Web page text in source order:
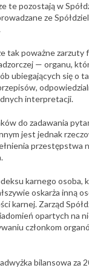
te pozostają w
ze
tak poważne zarzuty
— organu,
ubiegających się o
interpretacji.
do zadawania
jest jednak
przestępstwa
karnego osoba,
oskarża inną
karnej. Zarząd
opartych na
członkom
bilansowa za